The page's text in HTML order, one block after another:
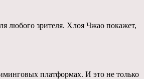
любого зрителя. Хлоя Чжао покажет,
платформах. И это не только